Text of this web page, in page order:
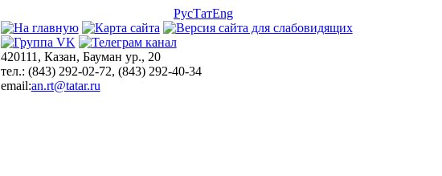
РусТатEng
420111, Казан, Бауман ур., 20
тел.: (843) 292-02-72, (843) 292-40-34
email:an.rt@tatar.ru